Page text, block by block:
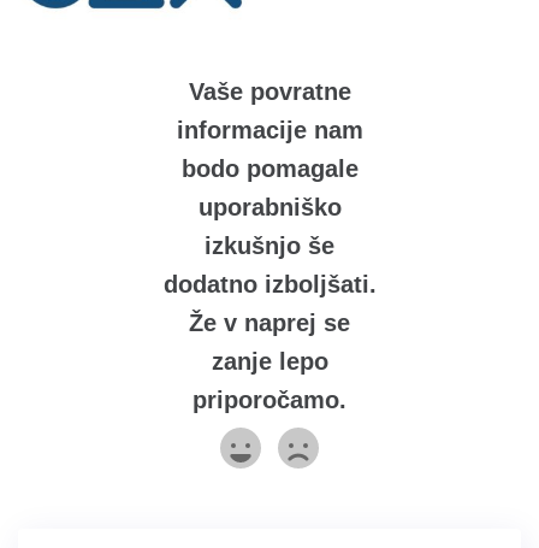
Vaše povratne
informacije nam
bodo pomagale
uporabniško
izkušnjo še
dodatno izboljšati.
Že v naprej se
zanje lepo
priporočamo.